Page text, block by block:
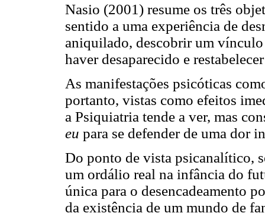
Nasio (2001) resume os três
sentido a uma experiência de
aniquilado, descobrir um
haver desaparecido e
As manifestações psicóticas
portanto, vistas como efeitos
a Psiquiatria tende a ver, mas
eu para se defender de uma dor
Do ponto de vista psicanalítico,
um ordálio real na infância do
única para o desencadeamento
da existência de um mundo de